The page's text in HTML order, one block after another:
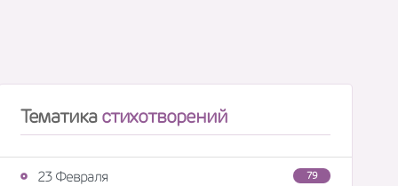
Тематикастихотворений
79
23 Февраля